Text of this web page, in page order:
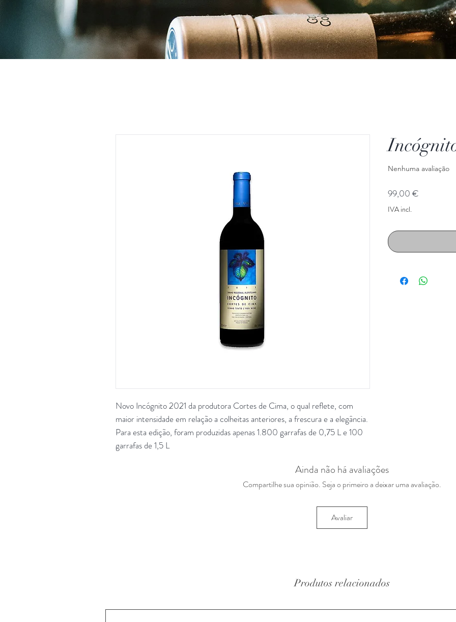
Novo Incógnito 2021 da produtora Cortes de Cima, o qual reflete, com
maior intensidade em relação a colheitas anteriores, a frescura e a elegância.
Para esta edição, foram produzidas apenas 1.800 garrafas de 0,75 L e 100
garrafas de 1,5 L
Nenhuma avaliação
99,00 €
IVA incl.
Ainda não há avaliações
Compartilhe sua opinião. Seja o primeiro a deixar uma avaliação.
Avaliar
Produtos relacionados